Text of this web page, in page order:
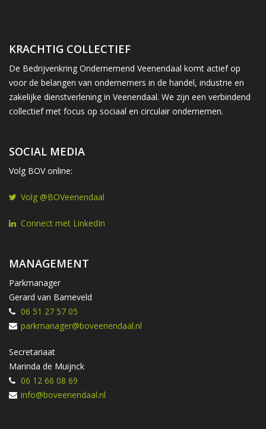
KRACHTIG COLLECTIEF
De Bedrijvenkring Ondernemend Veenendaal komt actief op
voor de belangen van ondernemers in de handel, industrie en
zakelijke dienstverlening in Veenendaal. We zijn een verbindend
collectief met focus op sociaal en circulair ondernemen.
SOCIAL MEDIA
Volg BOV online:
Volg @BOVeenendaal
Connect met LinkedIn
MANAGEMENT
Parkmanager
Gerard van Barneveld
06 51 27 57 05
parkmanager@boveenendaal.nl
Secretariaat
Marinda de Muijnck
06 12 66 08 69
info@boveenendaal.nl